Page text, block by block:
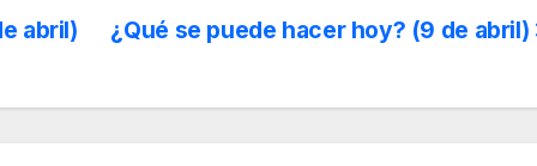
¿Qué se puede hacer hoy? (9 de abril)
abril)